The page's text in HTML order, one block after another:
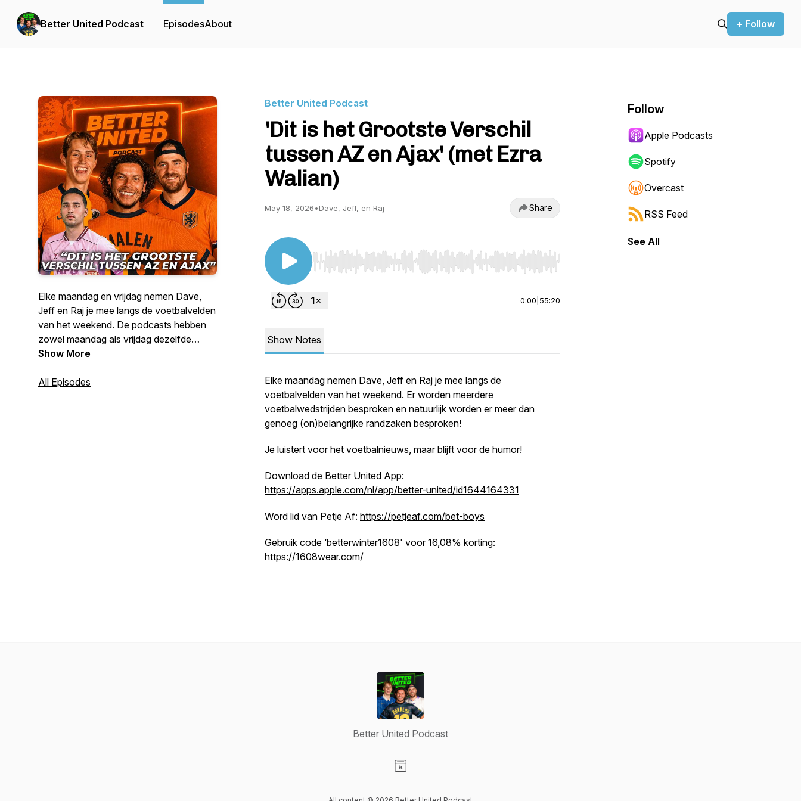
Better United Podcast EpisodesAbout + Follow
Elke maandag en vrijdag nemen Dave,
Jeff en Raj je mee langs de voetbalvelden
van het weekend. De podcasts hebben
zowel maandag als vrijdag dezelfde
insteek: er worden meerdere
natuurlijk worden er meer dan genoeg
Show More
All Episodes
Better United Podcast
'Dit is het Grootste Verschil
tussen AZ en Ajax' (met Ezra
Walian)
May 18, 2026•Dave, Jeff, en Raj Share
Use Left/Right to seek, Home/End to jump to start or end. Hold shift to jump forward or backward.
0:00 55:20
Show Notes
Elke maandag nemen Dave, Jeff en Raj je mee langs de
voetbalvelden van het weekend. Er worden meerdere
voetbalwedstrijden besproken en natuurlijk worden er meer dan
genoeg (on)belangrijke randzaken besproken!
Je luistert voor het voetbalnieuws, maar blijft voor de humor!
Download de Better United App:
https://apps.apple.com/nl/app/better-united/id1644164331
Word lid van Petje Af: https://petjeaf.com/bet-boys
Gebruik code ‘betterwinter1608' voor 16,08% korting:
https://1608wear.com/
Follow
Apple Podcasts
Spotify
Overcast
RSS Feed
See All
Better United Podcast